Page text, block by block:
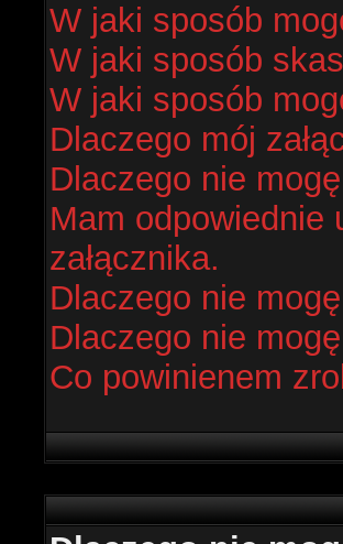
W jaki sposób
W jaki sposób
W jaki sposób
Dlaczego mój
Dlaczego nie
Mam odpowiednie
załącznika.
Dlaczego nie
Dlaczego nie
Co powinienem